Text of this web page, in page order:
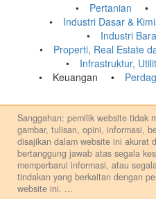
Pertanian
Industri Dasar &
Industri
Properti, Real Estate
Infrastruktur,
Keuangan
Sanggahan: pemilik website tidak
gambar, tulisan, opini, informasi,
disajikan dalam website ini akurat
bertanggung jawab atas segala
memperbarui informasi, atau
tindakan yang berkaitan dengan
website ini. ...